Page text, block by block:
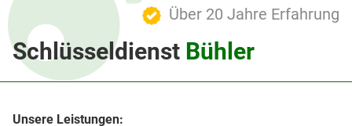
Über 20 Jahre Erfahrung
Schlüsseldienst Bühler